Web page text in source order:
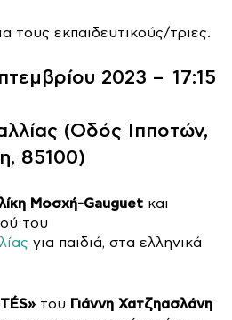
τους εκπαιδευτικούς/τριες.
2023 – 17:15
(Οδός Ιπποτών,
85100)
Μοσχή-Gauguet και
του
για παιδιά, στα ελληνικά
του Γιάννη Χατζηασλάνη